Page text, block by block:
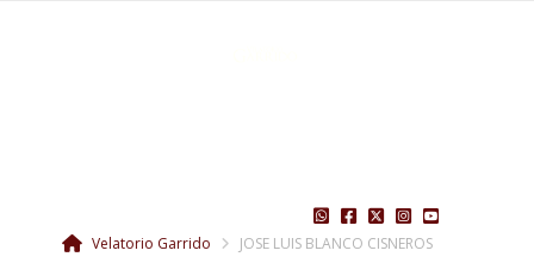
Velatorio Garrido JOSE LUIS BLANCO CISNEROS